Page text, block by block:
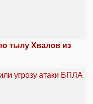
тылу Хвалов из